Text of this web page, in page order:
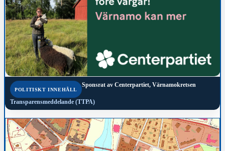
POLITISKT INNEHÅLL
Sponsrat av Centerpartiet, Värnamokretsen
Transparensmeddelande (TTPA)